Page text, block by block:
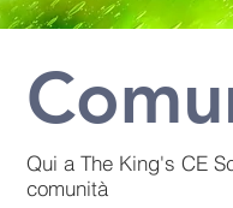
Qui a The King's CE
comunità